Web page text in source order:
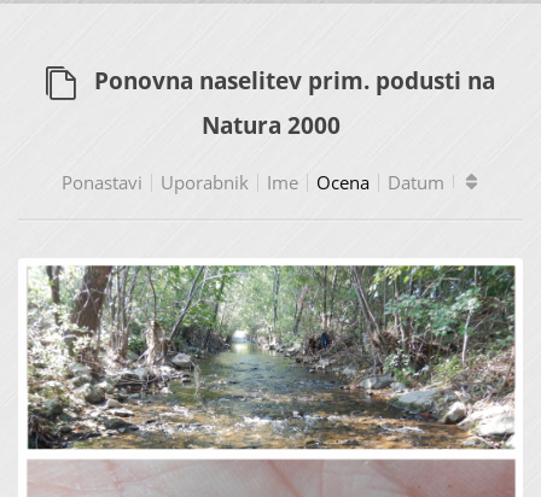
Ponovna naselitev prim. podusti na
Natura 2000
Ponastavi Uporabnik Ime Ocena Datum